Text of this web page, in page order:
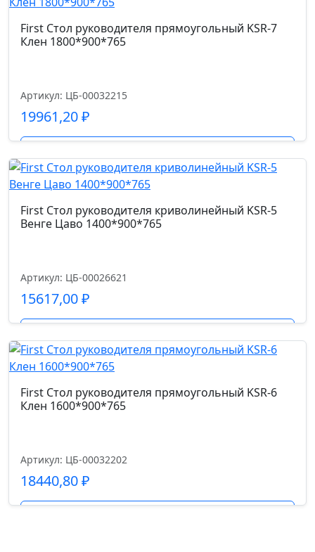
First Стол руководителя прямоугольный KSR-7
Клен 1800*900*765
Артикул: ЦБ-00032215
19961,20₽
First Стол руководителя криволинейный KSR-5
Венге Цаво 1400*900*765
Артикул: ЦБ-00026621
15617,00₽
First Стол руководителя прямоугольный KSR-6
Клен 1600*900*765
Артикул: ЦБ-00032202
18440,80₽